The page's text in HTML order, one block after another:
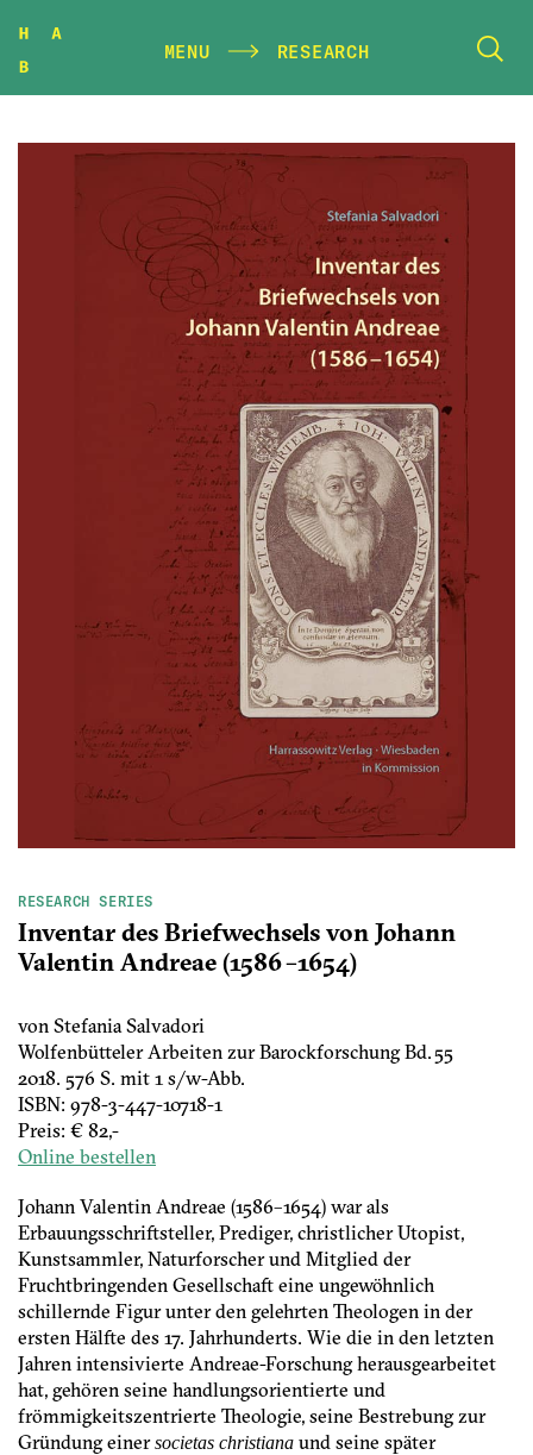
MENU RESEARCH
RESEARCH SERIES
Inventar des Briefwechsels von Johann
Valentin Andreae (1586 –1654)
von Stefania Salvadori
Wolfenbütteler Arbeiten zur Barockforschung Bd. 55
2018. 576 S. mit 1 s/w-Abb.
ISBN: 978-3-447-10718-1
Preis: € 82,-
Online bestellen
Johann Valentin Andreae (1586–1654) war als
Erbauungsschriftsteller, Prediger, christlicher Utopist,
Kunstsammler, Naturforscher und Mitglied der
Fruchtbringenden Gesellschaft eine ungewöhnlich
schillernde Figur unter den gelehrten Theologen in der
ersten Hälfte des 17. Jahrhunderts. Wie die in den letzten
Jahren intensivierte Andreae-Forschung herausgearbeitet
hat, gehören seine handlungsorientierte und
frömmigkeitszentrierte Theologie, seine Bestrebung zur
Gründung einersocietas christiana und seine später